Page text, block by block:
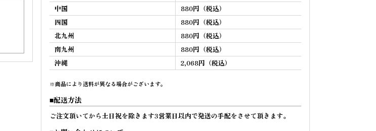
中国
880円（税込）
四国
880円（税込）
北九州
880円（税込）
南九州
880円（税込）
沖縄
2,068円（税込）
※商品により送料が異なる場合がございます。
配送方法
ご注文頂いてから土日祝を除きます3営業日以内で発送の手配をさせて頂きます。